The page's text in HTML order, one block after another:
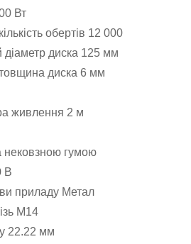
Вт
обертів 12 000
диска 125 мм
диска 6 мм
живлення 2 м
нековзною гумою
В
приладу Метал
М14
22.22 мм